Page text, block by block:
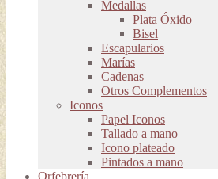
Medallas
Plata Óxido
Bisel
Escapularios
Marías
Cadenas
Otros Complementos
Iconos
Papel Iconos
Tallado a mano
Icono plateado
Pintados a mano
Orfebrería